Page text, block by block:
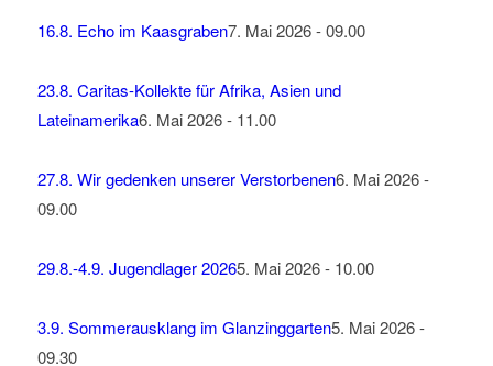
16.8. Echo im Kaasgraben7. Mai 2026 - 09.00
23.8. Caritas-Kollekte für Afrika, Asien und
Lateinamerika6. Mai 2026 - 11.00
27.8. Wir gedenken unserer Verstorbenen6. Mai 2026 -
09.00
29.8.-4.9. Jugendlager 20265. Mai 2026 - 10.00
3.9. Sommerausklang im Glanzinggarten5. Mai 2026 -
09.30